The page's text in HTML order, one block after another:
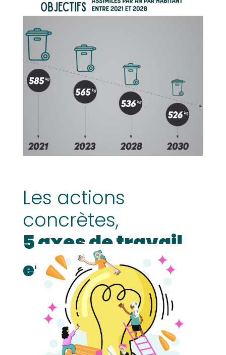
Les actions
concrètes,
5 axes de travail
et 18 actions…